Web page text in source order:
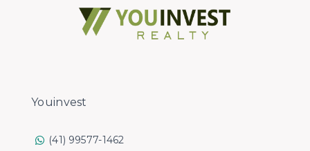
Youinvest
(41) 99577-1462